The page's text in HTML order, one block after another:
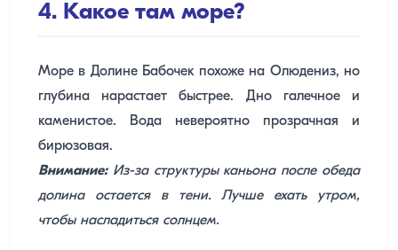
4. Какое там море?
Море в Долине Бабочек похоже на Олюдениз, но
глубина нарастает быстрее. Дно галечное и
каменистое. Вода невероятно прозрачная и
бирюзовая.
Внимание:Из-за структуры каньона после обеда
долина остается в тени. Лучше ехать утром,
чтобы насладиться солнцем.